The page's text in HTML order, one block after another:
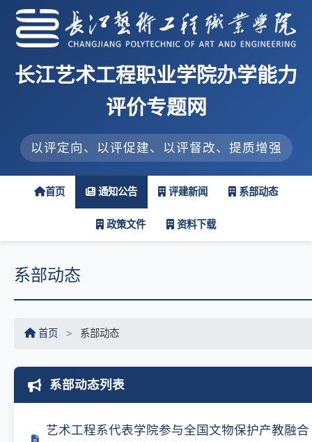
长江艺术工程职业学院办学能力
评价专题网
以评定向、以评促建、以评督改、提质增强
首页 通知公告 评建新闻 系部动态
政策文件 资料下载
系部动态
首页 > 系部动态
系部动态列表
艺术工程系代表学院参与全国文物保护产教融合